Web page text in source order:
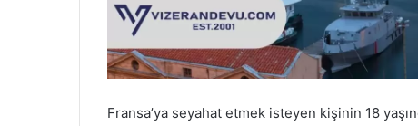
Fransa’ya seyahat etmek isteyen kişinin 18